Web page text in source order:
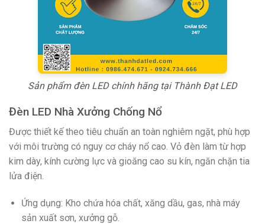
Sản phẩm đèn LED chính hãng tại Thành Đạt LED
Đèn LED Nhà Xưởng Chống Nổ
Được thiết kế theo tiêu chuẩn an toàn nghiêm ngặt, phù hợp
với môi trường có nguy cơ cháy nổ cao. Vỏ đèn làm từ hợp
kim dày, kính cường lực và gioăng cao su kín, ngăn chặn tia
lửa điện.
Ứng dụng: Kho chứa hóa chất, xăng dầu, gas, nhà máy
sản xuất sơn, xưởng gỗ.